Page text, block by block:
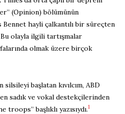
(Opinion) bölümünün
hayli çalkantılı bir süreçten
olayla ilgili tartışmalar
olmak üzere birçok
başlatan kıvılcım, ABD
en sadık ve vokal destekçilerinden
troops” başlıklı yazısıydı.1